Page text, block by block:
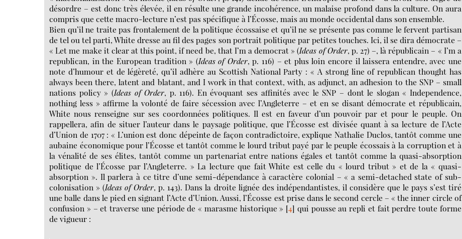
désordre – est donc très élevée, il en résulte une grande incohérence, un malaise profond dans la culture. On aura
compris que cette macro-lecture n’est pas spécifique à l’Écosse, mais au monde occidental dans son ensemble.
Bien qu’il ne traite pas frontalement de la politique écossaise et qu’il ne se présente pas comme le fervent partisan
de tel ou tel parti, White dresse au fil des pages son portrait politique par petites touches. Ici, il se dira démocrate –
« Let me make it clear at this point, if need be, that I’m a democrat » (Ideas of Order, p. 27) –, là républicain – « I’m a
republican, in the European tradition » (Ideas of Order, p. 116) – et plus loin encore il laissera entendre, avec une
note d’humour et de légèreté, qu’il adhère au Scottish National Party : « A strong line of republican thought has
always been there, latent and blatant, and I work in that context, with, as adjunct, an adhesion to the SNP – small
nations policy » (Ideas of Order, p. 116). En évoquant ses affinités avec le SNP – dont le slogan « Independence,
nothing less » affirme la volonté de faire sécession avec l’Angleterre – et en se disant démocrate et républicain,
White nous renseigne sur ses coordonnées politiques. Il est en faveur d’un pouvoir par et pour le peuple. On
rappellera, afin de situer l’auteur dans le paysage politique, que l’Écosse est divisée quant à sa lecture de l’Acte
d’Union de 1707 : « L’union est donc dépeinte de façon contradictoire, explique Nathalie Duclos, tantôt comme une
aubaine économique pour l’Écosse et tantôt comme le lourd tribut payé par le peuple écossais à la corruption et à
la vénalité de ses élites, tantôt comme un partenariat entre nations égales et tantôt comme la quasi-absorption
politique de l’Écosse par l’Angleterre. » La lecture que fait White est celle du « lourd tribut » et de la « quasi-
absorption ». Il parlera à ce titre d’une semi-dépendance à caractère colonial – « a semi-detached state of sub-
colonisation » (Ideas of Order, p. 143). Dans la droite lignée des indépendantistes, il considère que le pays s’est tiré
une balle dans le pied en signant l’Acte d’Union. Aussi, l’Écosse est prise dans le second cercle – « the inner circle of
confusion » – et traverse une période de « marasme historique » [4] qui pousse au repli et fait perdre toute forme
de vigueur :